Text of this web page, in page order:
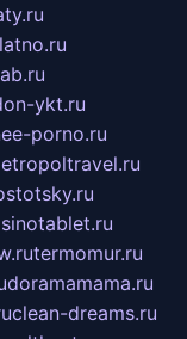
ykt.ru
porno.ru
termomur.ru
doramamama.ru
clean-dreams.ru